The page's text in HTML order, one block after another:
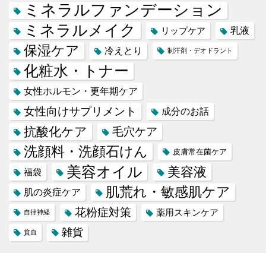
ミネラルファンデーション
ミネラルメイク リップケア 乳液
保湿ケア 冷えとり 制汗剤・デオドラント
化粧水・トナー
女性ホルモン・更年期ケア
女性向けサプリメント 成分のお話
抗酸化ケア 毛穴ケア
洗顔料・洗顔石けん 皮膚常在菌ケア
福袋 美容オイル 美容液
肌の炎症ケア 肌荒れ・敏感肌ケア
自律神経 花粉症対策 薬用スキンケア
貧血 雑貨